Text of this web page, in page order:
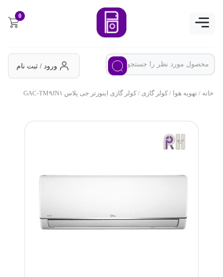
0
ورود / ثبت نام
خانه/ تهویه هوا/ کولر گازی/ کولر گازی اینورتر جی پلاس GAC-TM۹JN۱